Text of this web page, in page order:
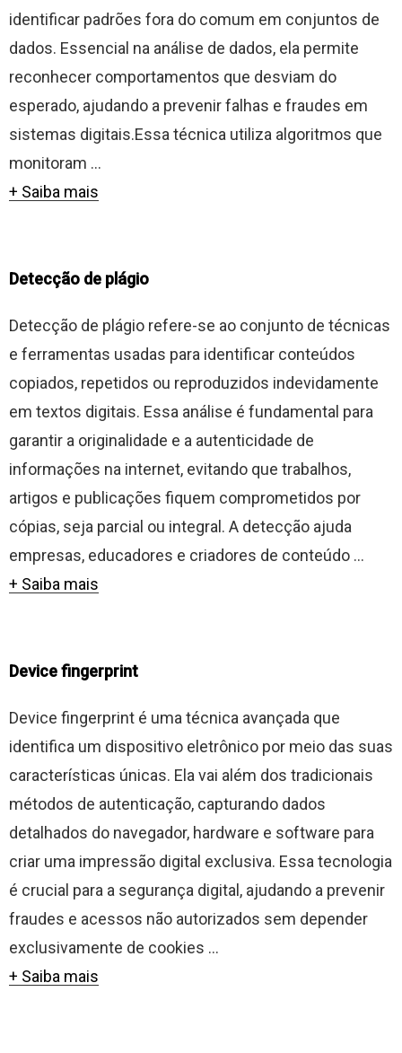
identificar padrões fora do comum em conjuntos de
dados. Essencial na análise de dados, ela permite
reconhecer comportamentos que desviam do
esperado, ajudando a prevenir falhas e fraudes em
sistemas digitais.Essa técnica utiliza algoritmos que
monitoram ...
+ Saiba mais
Detecção de plágio
Detecção de plágio refere-se ao conjunto de técnicas
e ferramentas usadas para identificar conteúdos
copiados, repetidos ou reproduzidos indevidamente
em textos digitais. Essa análise é fundamental para
garantir a originalidade e a autenticidade de
informações na internet, evitando que trabalhos,
artigos e publicações fiquem comprometidos por
cópias, seja parcial ou integral. A detecção ajuda
empresas, educadores e criadores de conteúdo ...
+ Saiba mais
Device fingerprint
Device fingerprint é uma técnica avançada que
identifica um dispositivo eletrônico por meio das suas
características únicas. Ela vai além dos tradicionais
métodos de autenticação, capturando dados
detalhados do navegador, hardware e software para
criar uma impressão digital exclusiva. Essa tecnologia
é crucial para a segurança digital, ajudando a prevenir
fraudes e acessos não autorizados sem depender
exclusivamente de cookies ...
+ Saiba mais